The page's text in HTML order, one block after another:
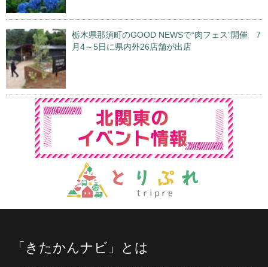
栃木県那須町のGOOD NEWSで“肉フェス”開催 7
月4～5日に県内外26店舗が出店
「きたかんナビ」とは